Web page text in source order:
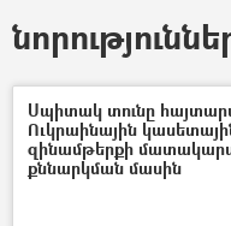
Սպիտակ տունը
Ուկրաինային
զինամթերքի
քննարկման մասին